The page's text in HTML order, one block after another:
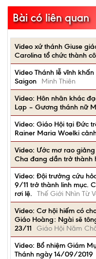
Bài có liên quan
Video xứ thánh Giuse
Carolina tổ chức thành
Video Thánh lễ vĩnh
Saigon
Minh Thiên
Video: Hôn nhân khác
Lạp – Gương thánh nữ
Video: Giáo Hội tại Đức
Rainer Maria Woelki
Video: Ước mơ rao
Cha đang dần trở thành
Video: Đội trưởng cứu
9/11 trở thành linh mục.
rơi lệ.
Thế Giới Nhìn Từ
Video: Cơ hội hiếm có
Giáo Hoàng: Ngài sẽ
23/11
Giáo Hội Năm
Video: Bổ nhiệm Giám
Thánh ngày 14/09/2019